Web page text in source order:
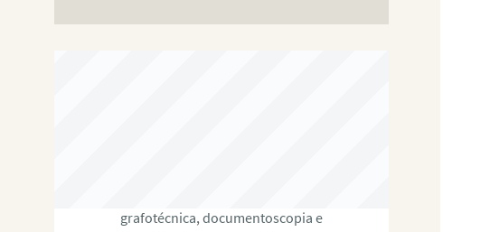
grafotécnica, documentoscopia e